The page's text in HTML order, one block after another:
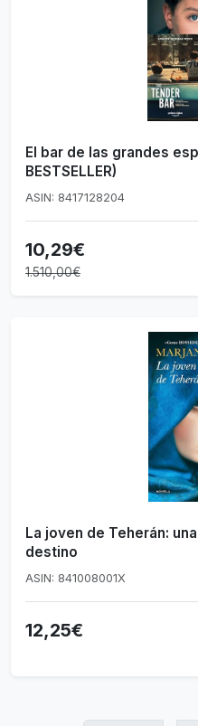
El bar de las grandes
BESTSELLER)
ASIN: 8417128204
10,29€
1.510,00€
La joven de Teherán:
destino
ASIN: 841008001X
12,25€